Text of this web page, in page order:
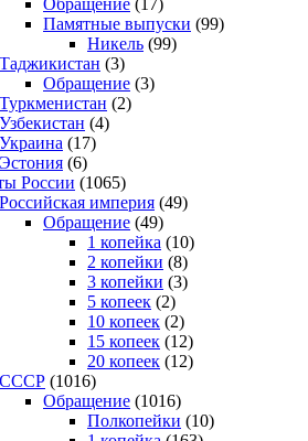
Памятные выпуски (99)
Никель (99)
Таджикистан (3)
Обращение (3)
Туркменистан (2)
Узбекистан (4)
Украина (17)
Эстония (6)
России (1065)
Российская империя (49)
Обращение (49)
1 копейка (10)
2 копейки (8)
3 копейки (3)
5 копеек (2)
10 копеек (2)
15 копеек (12)
20 копеек (12)
СССР (1016)
Обращение (1016)
Полкопейки (10)